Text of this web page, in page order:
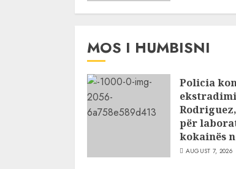
MOS I HUMBISNI
Policia
për
kokainës
AUGUST 7, 2026